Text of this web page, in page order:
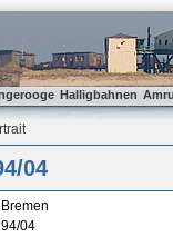
Halligbahnen
04
Bremen
94/04